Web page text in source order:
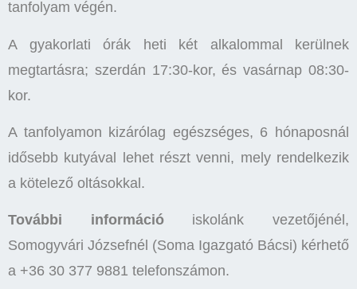
tanfolyam végén.
A gyakorlati órák heti két alkalommal kerülnek
megtartásra; szerdán 17:30-kor, és vasárnap 08:30-
kor.
A tanfolyamon kizárólag egészséges, 6 hónaposnál
idősebb kutyával lehet részt venni, mely rendelkezik
a kötelező oltásokkal.
További információiskolánk vezetőjénél,
Somogyvári Józsefnél (Soma Igazgató Bácsi) kérhető
a +36 30 377 9881 telefonszámon.